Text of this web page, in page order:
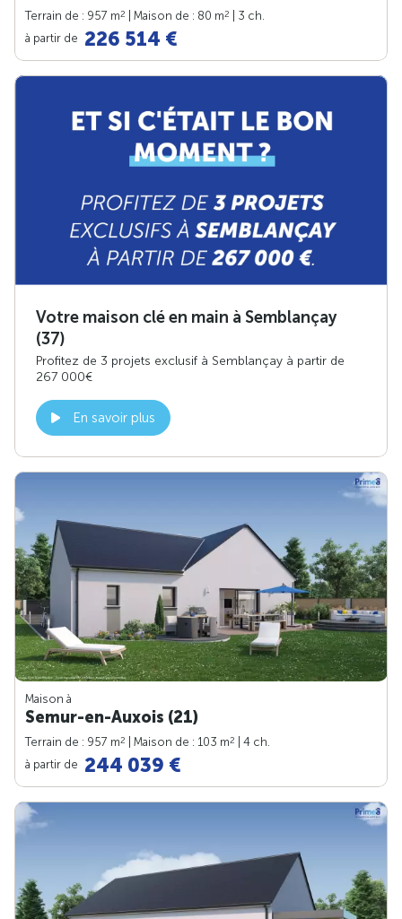
Terrain de : 957 m2 | Maison de : 80 m2
| 3 ch.
à partir de 226 514 €
Votre maison clé en main à Semblançay
(37)
Profitez de 3 projets exclusif à Semblançay à partir de
267 000€
En savoir plus
Maison à
Semur-en-Auxois (21)
Terrain de : 957 m2 | Maison de : 103 m2
| 4 ch.
à partir de 244 039 €